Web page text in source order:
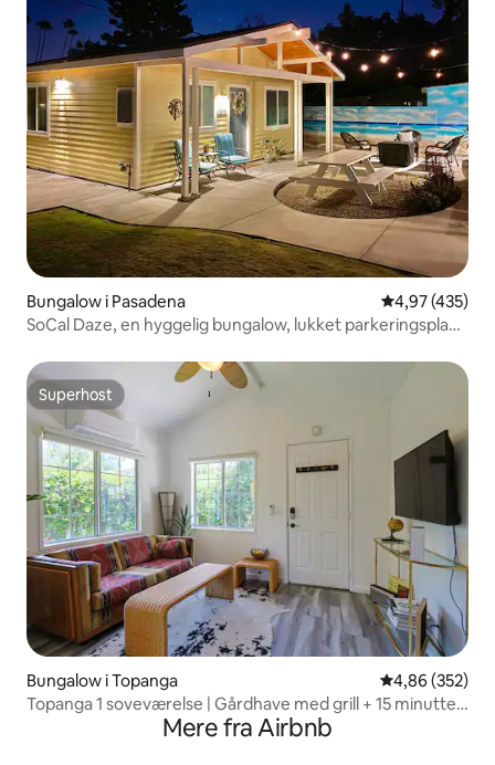
Bungalow i Pasadena 4,97 ud af 5 i
4,97 (435)
SoCal Daze, en hyggelig bungalow, lukket parkeringsplads
Superhost
Superhost
Bungalow i Topanga 4,86 ud af 5 i
4,86 (352)
Topanga 1 soveværelse | Gårdhave med grill + 15 minutter
Mere fra Airbnb